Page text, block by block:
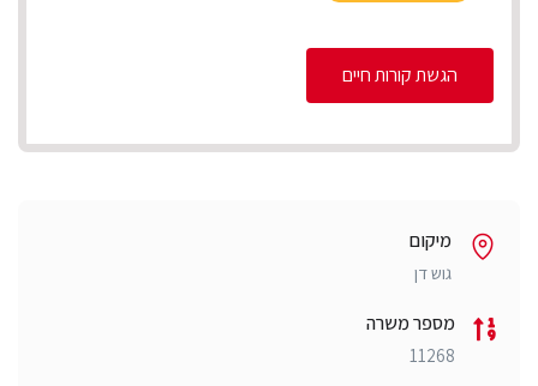
הגשת קורות חיים
מיקום
גוש דן
מספר משרה
11268